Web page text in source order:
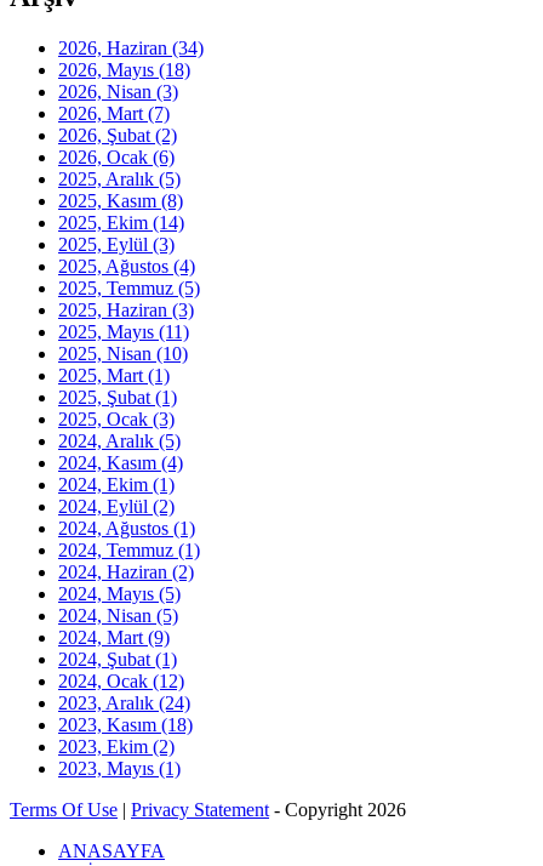
2026, Haziran (34)
2026, Mayıs (18)
2026, Nisan (3)
2026, Mart (7)
2026, Şubat (2)
2026, Ocak (6)
2025, Aralık (5)
2025, Kasım (8)
2025, Ekim (14)
2025, Eylül (3)
2025, Ağustos (4)
2025, Temmuz (5)
2025, Haziran (3)
2025, Mayıs (11)
2025, Nisan (10)
2025, Mart (1)
2025, Şubat (1)
2025, Ocak (3)
2024, Aralık (5)
2024, Kasım (4)
2024, Ekim (1)
2024, Eylül (2)
2024, Ağustos (1)
2024, Temmuz (1)
2024, Haziran (2)
2024, Mayıs (5)
2024, Nisan (5)
2024, Mart (9)
2024, Şubat (1)
2024, Ocak (12)
2023, Aralık (24)
2023, Kasım (18)
2023, Ekim (2)
2023, Mayıs (1)
Terms Of Use | Privacy Statement - Copyright 2026
ANASAYFA